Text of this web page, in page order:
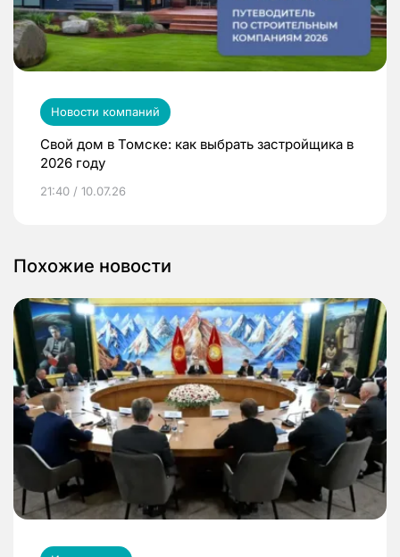
Новости компаний
Свой дом в Томске: как выбрать застройщика в
2026 году
21:40 / 10.07.26
Похожие новости